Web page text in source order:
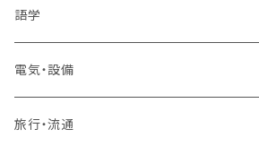
1コース受講
2コースまとめて受講
その他 IT・パソコン
高卒認定講座
大卒公務員受験対策講座
語学
TOEIC®L&Rテスト対策講座
その他 語学
電気・設備
旅行・流通